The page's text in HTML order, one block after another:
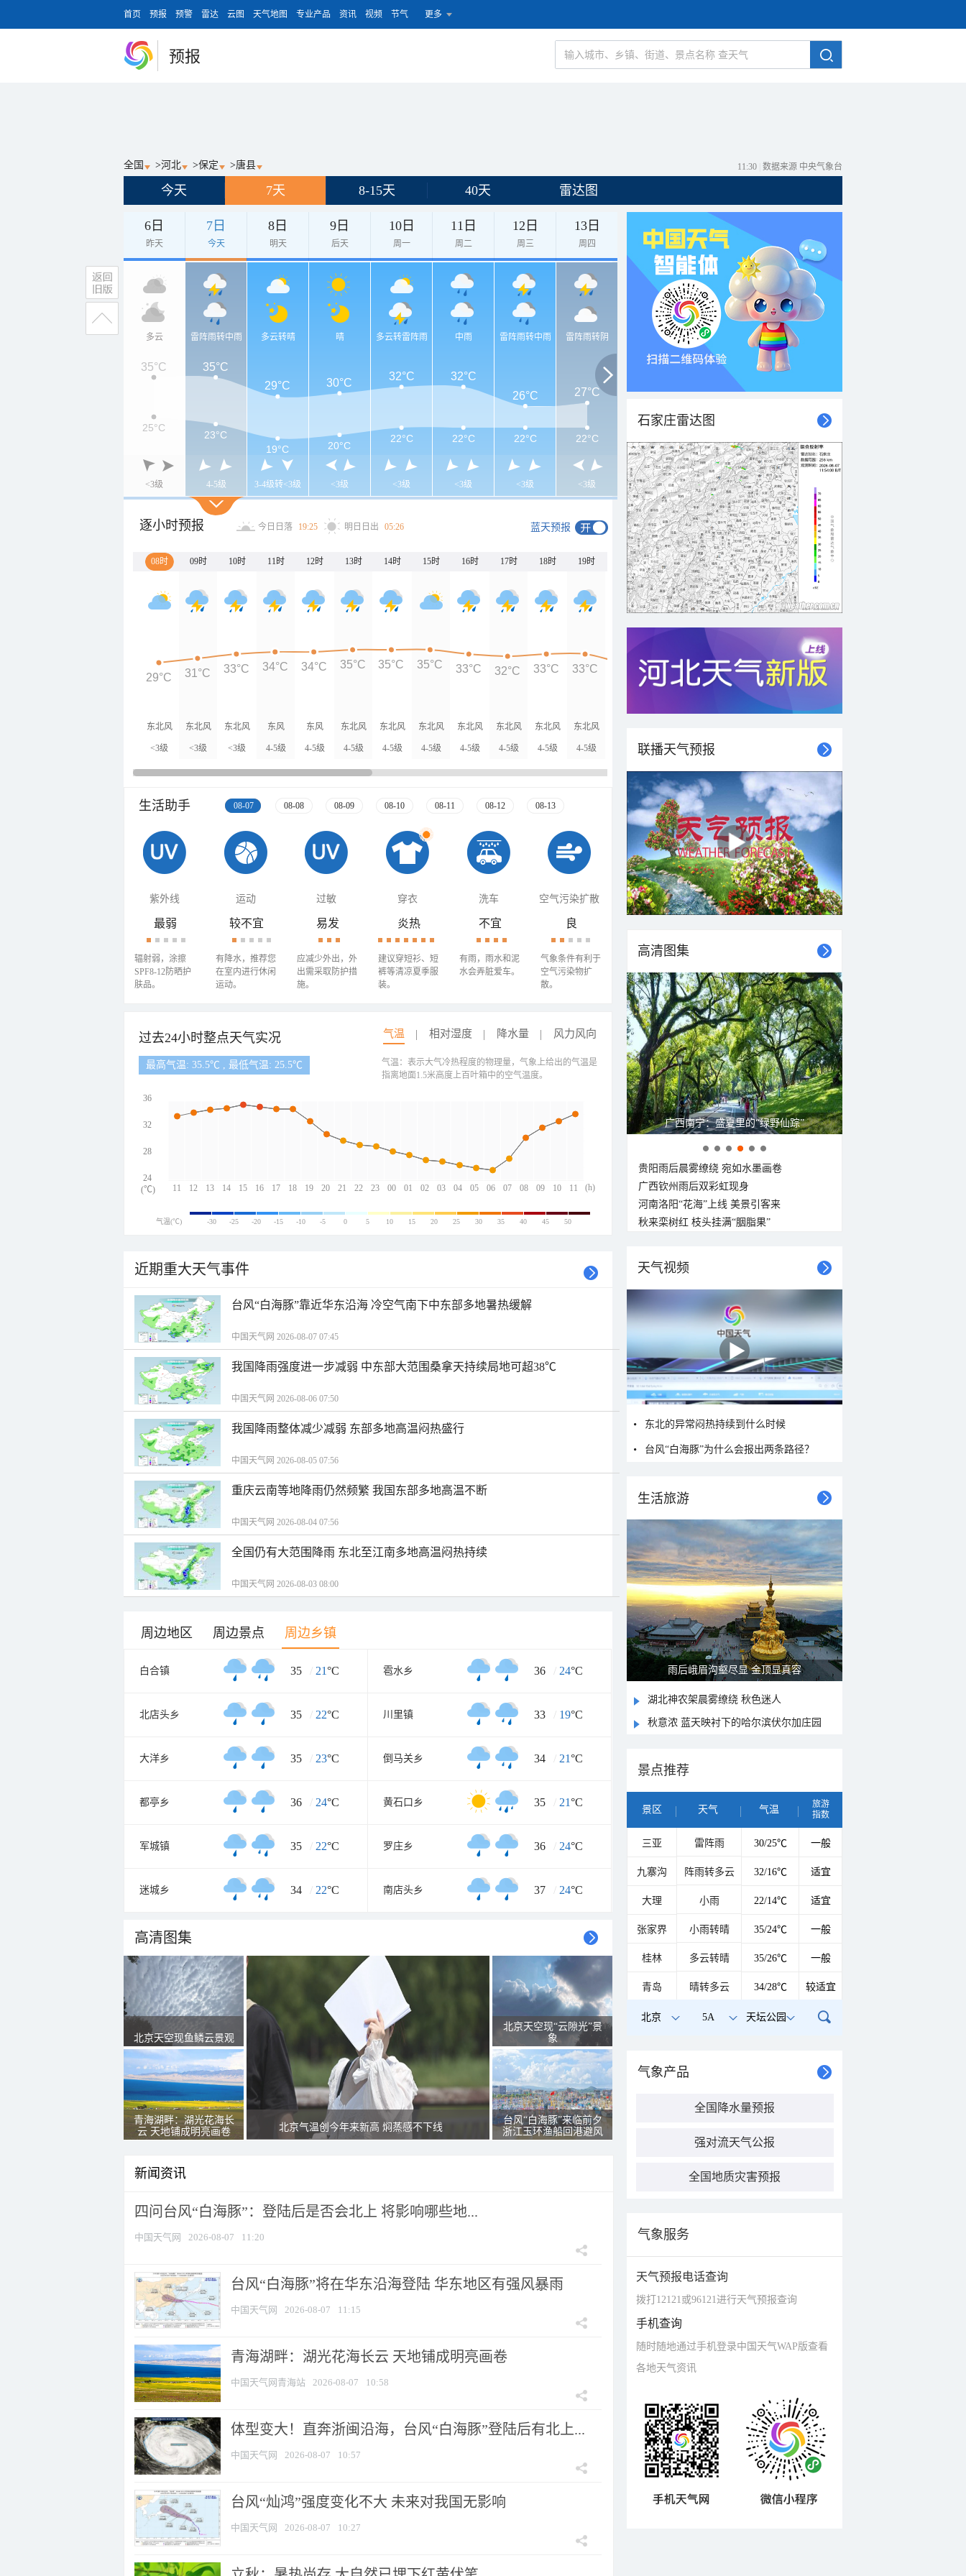
首页 预报 预警 雷达 云图 天气地图 专业产品 资讯 视频 节气 更多
预报
全国 >河北 >保定 >唐县 11:30 数据来源 中央气象台
今天 7天 8-15天 40天 雷达图
6日
昨天
7日
今天
8日
明天
9日
后天
10日
周一
11日
周二
12日
周三
13日
周四
多云
<3级
雷阵雨转中雨
4-5级
多云转晴
3-4级转<3级
晴
<3级
多云转雷阵雨
<3级
中雨
<3级
雷阵雨转中雨
<3级
雷阵雨转阴
<3级
35°C 35°C
29°C 30°C
32°C 32°C
26°C 27°C
25°C
23°C
19°C
20°C
22°C 22°C 22°C 22°C
逐小时预报 今日日落 19:25 明日日出 05:26 蓝天预报
08时 09时 10时 11时 12时 13时 14时 15时 16时 17时 18时 19时 20时 21时 22时 23时 00时 01时
东北风
<3级
东北风
<3级
东北风
<3级
东风
4-5级
东风
4-5级
东北风
4-5级
东北风
4-5级
东北风
4-5级
东北风
4-5级
东北风
4-5级
东北风
4-5级
东北风
4-5级 4-5级 4-5级 4-5级
29°C 31°C 33°C 34°C 34°C 35°C 35°C 35°C 33°C 32°C 33°C 33°C
28°C 27°C 26°C 25°C 25°C
生活助手 08-07 08-08 08-09 08-10 08-11 08-12 08-13
紫外线 运动 过敏 穿衣 洗车 空气污染扩散
最弱
辐射弱，涂擦
SPF8-12防晒护
肤品。
较不宜
有降水，推荐您
在室内进行休闲
运动。
易发
应减少外出，外
出需采取防护措
施。
炎热
建议穿短衫、短
裤等清凉夏季服
装。
不宜
有雨，雨水和泥
水会弄脏爱车。
良
气象条件有利于
空气污染物扩
散。
过去24小时整点天气实况 气温 相对湿度 降水量 风力风向
最高气温: 35.5℃ , 最低气温: 25.5℃
11 12 13 14 15 16 17 18 19 20 21 22 23 00 01 02 03 04 05 06 07 08 09 10 11
36
32
28
24
(h)
(℃)
气温：表示大气冷热程度的物理量，气象上给出的气温是
指离地面1.5米高度上百叶箱中的空气温度。
气温(℃) -30 -25 -20 -15 -10 -5 0 5 10 15 20 25 30 35 40 45 50
近期重大天气事件
台风“白海豚”靠近华东沿海 冷空气南下中东部多地暑热缓解
中国天气网 2026-08-07 07:45
我国降雨强度进一步减弱 中东部大范围桑拿天持续局地可超38℃
中国天气网 2026-08-06 07:50
我国降雨整体减少减弱 东部多地高温闷热盛行
中国天气网 2026-08-05 07:56
重庆云南等地降雨仍然频繁 我国东部多地高温不断
中国天气网 2026-08-04 07:56
全国仍有大范围降雨 东北至江南多地高温闷热持续
中国天气网 2026-08-03 08:00
周边地区 周边景点 周边乡镇
白合镇 35 / 21°C 雹水乡 36 / 24°C
北店头乡 35 / 22°C 川里镇 33 / 19°C
大洋乡 35 / 23°C 倒马关乡 34 / 21°C
都亭乡 36 / 24°C 黄石口乡 35 / 21°C
军城镇 35 / 22°C 罗庄乡 36 / 24°C
迷城乡 34 / 22°C 南店头乡 37 / 24°C
高清图集
北京天空现鱼鳞云景观
青海湖畔：湖光花海长
云 天地铺成明亮画卷
北京气温创今年来新高 焖蒸感不下线
北京天空现“云隙光”景
象
台风“白海豚”来临前夕
浙江玉环渔船回港避风
新闻资讯
四问台风“白海豚”：登陆后是否会北上 将影响哪些地...
中国天气网 2026-08-07 11:20
台风“白海豚”将在华东沿海登陆 华东地区有强风暴雨
中国天气网 2026-08-07 11:15
青海湖畔：湖光花海长云 天地铺成明亮画卷
中国天气网青海站 2026-08-07 10:58
体型变大！直奔浙闽沿海，台风“白海豚”登陆后有北上...
中国天气网 2026-08-07 10:57
台风“灿鸿”强度变化不大 未来对我国无影响
中国天气网 2026-08-07 10:27
石家庄雷达图
联播天气预报
高清图集
广西南宁：盛夏里的“绿野仙踪”
贵阳雨后晨雾缭绕 宛如水墨画卷
广西钦州雨后双彩虹现身
河南洛阳“花海”上线 美景引客来
秋来栾树红 枝头挂满“胭脂果”
天气视频
东北的异常闷热持续到什么时候
台风“白海豚”为什么会报出两条路径？
生活旅游
雨后峨眉沟壑尽显 金顶显真容
湖北神农架晨雾缭绕 秋色迷人
秋意浓 蓝天映衬下的哈尔滨伏尔加庄园
景点推荐
景区 天气 气温
旅游
指数
三亚 雷阵雨 30/25℃ 一般
九寨沟 阵雨转多云 32/16℃ 适宜
大理 小雨 22/14℃ 适宜
张家界 小雨转晴 35/24℃ 一般
桂林 多云转晴 35/26℃ 一般
青岛 晴转多云 34/28℃ 较适宜
北京 5A 天坛公园
气象产品
全国降水量预报
强对流天气公报
全国地质灾害预报
气象服务
天气预报电话查询
拨打12121或96121进行天气预报查询
手机查询
随时随地通过手机登录中国天气WAP版查看
各地天气资讯